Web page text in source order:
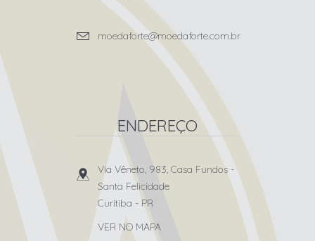
moedaforte@moedaforte.com.br
ENDEREÇO
Via Vêneto, 983, Casa Fundos -
Santa Felicidade
Curitiba - PR
VER NO MAPA